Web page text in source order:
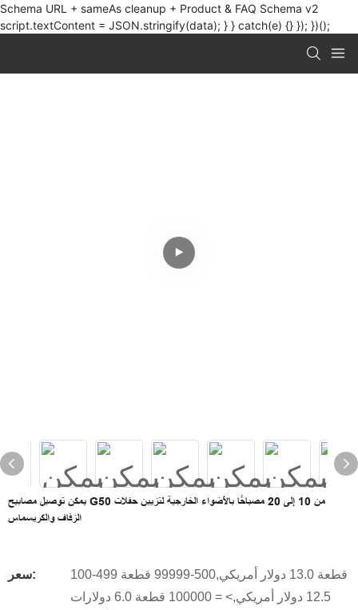
Schema URL + sameAs cleanup + Product & FAQ Schema v2
script.textContent = JSON.stringify(data); } } catch(e) {} }); })();
يمكن توصيل مصابيح G50 من 10 إلى 20 مصباحًا بالأضواء الخارجية لتزيين حفلات
الزفاف والكريسماس
سعر:
100-499 قطعة 13.0 دولار أمريكي,500-99999 قطعة
12.5 دولار أمريكي,> = 100000 قطعة 6.0 دولارات